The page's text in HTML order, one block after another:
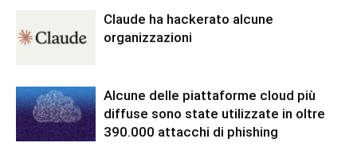
Claude ha hackerato alcune
organizzazioni
Alcune delle piattaforme cloud più
diffuse sono state utilizzate in oltre
390.000 attacchi di phishing